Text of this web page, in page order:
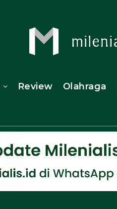
Review Olahraga